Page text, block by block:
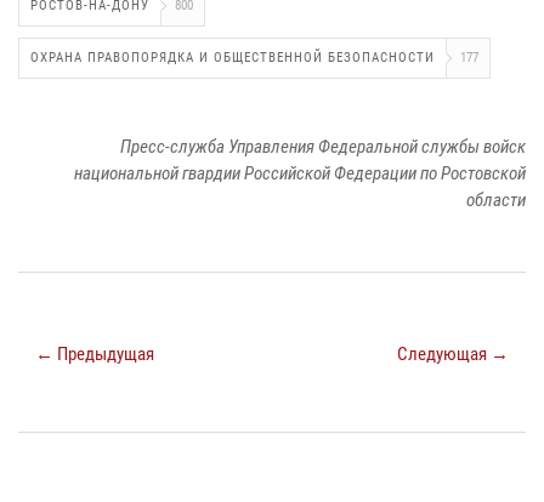
РОСТОВ-НА-ДОНУ 800
ОХРАНА ПРАВОПОРЯДКА И ОБЩЕСТВЕННОЙ БЕЗОПАСНОСТИ 177
Пресс-служба Управления Федеральной службы войск
национальной гвардии Российской Федерации по Ростовской
области
← Предыдущая Следующая →